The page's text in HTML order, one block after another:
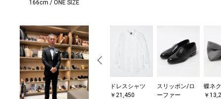
166cm / ONE SIZE
ドレスシャツ
￥21,450
スリッポン/ロ
ーファー
蝶ネ
￥